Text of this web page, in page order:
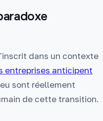
dans un contexte
entreprises anticipent
sont réellement
de cette transition.